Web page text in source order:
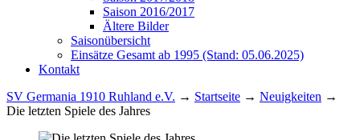
Saison 2016/2017
Ältere Bilder
Saisonübersicht
Einsätze Gesamt ab 1995 (Stand: 05.06.2025)
Kontakt
SV Germania 1910 Ruhland e.V. → Startseite → Neuigkeiten →
Die letzten Spiele des Jahres